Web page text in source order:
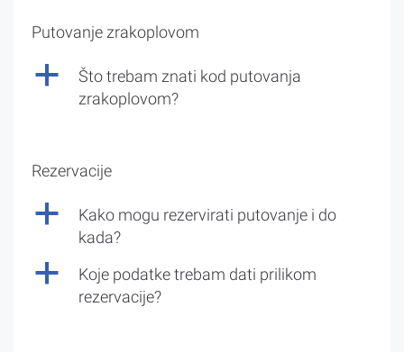
Putovanje zrakoplovom
a
Što trebam znati kod putovanja
zrakoplovom?
Rezervacije
a
Kako mogu rezervirati putovanje i do
kada?
a
Koje podatke trebam dati prilikom
rezervacije?